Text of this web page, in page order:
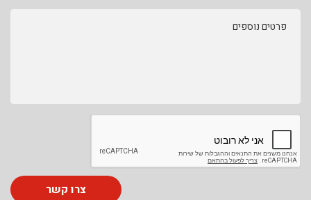
פרטים נוספים
צרו קשר